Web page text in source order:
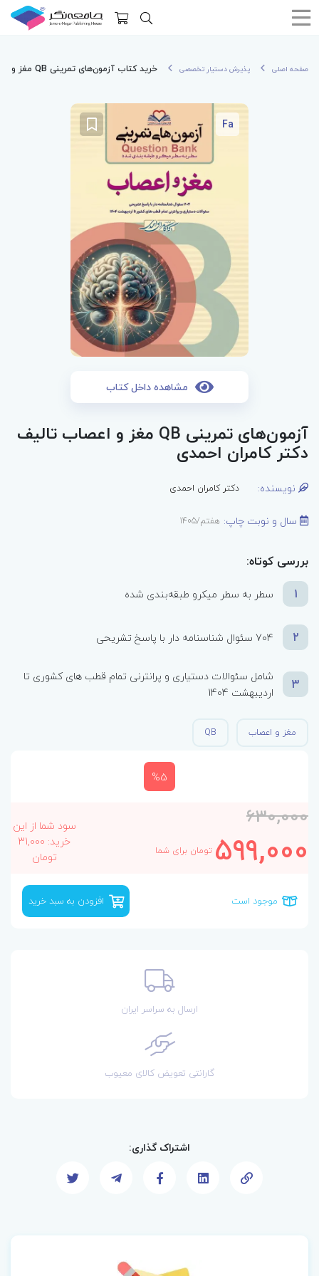
صفحه اصلی پذیرش دستیار تخصصی خرید کتاب آزمون‌های تمرینی QB مغز و اعصاب تالیف دکتر کامران احمدی
Fa
مشاهده داخل کتاب
آزمون‌های تمرینی QB مغز و اعصاب تالیف
دکتر کامران احمدی
نویسنده: دکتر کامران احمدی
سال و نوبت چاپ: هفتم/1405
بررسی کوتاه:
1
سطر به سطر میکرو طبقه‌بندی شده
2 704 سئوال شناسنامه دار با پاسخ تشریحی
3
شامل سئوالات دستیاری و پرانترنی تمام قطب های کشوری تا
اردیبهشت 1404
مغز و اعصاب QB
%5
630,000
599,000 تومان برای شما
سود شما از این
خرید: 31,000
تومان
موجود است افزودن به سبد خرید
ارسال به سراسر ایران
گارانتی تعویض کالای معیوب
اشتراک گذاری: